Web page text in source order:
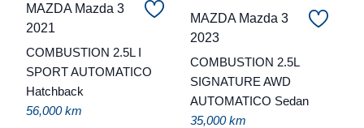
MAZDA Mazda 3
2021
COMBUSTION 2.5L I
SPORT AUTOMATICO
Hatchback
56,000 km
MAZDA Mazda 3
2023
COMBUSTION 2.5L
SIGNATURE AWD
AUTOMATICO Sedan
35,000 km